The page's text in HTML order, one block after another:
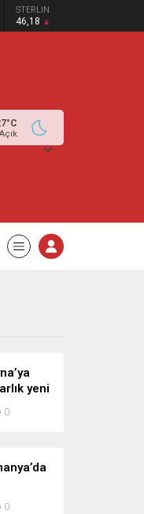
STERLIN
46,18
°C
Açık
yeni
0
0